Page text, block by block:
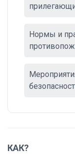
Нормы и
КАК?